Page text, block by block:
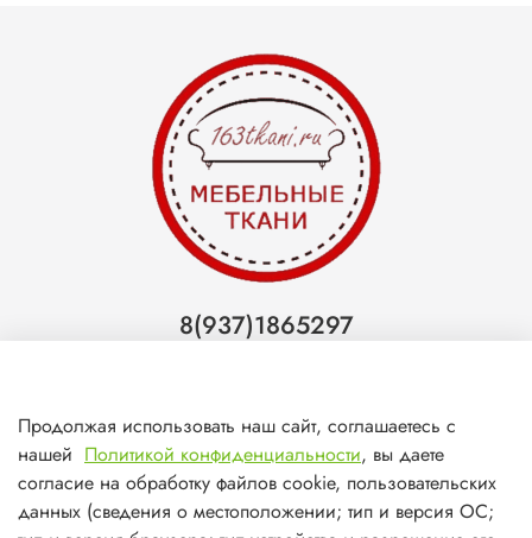
8(937)1865297
Самара (ТЦ МегаМебель)
8(927)7360008
Самара (ст.м. Победа)
Продолжая использовать наш сайт, соглашаетесь с
нашей Политикой конфиденциальности, вы даете
согласие на обработку файлов cookie, пользовательских
данных (сведения о местоположении; тип и версия ОС;